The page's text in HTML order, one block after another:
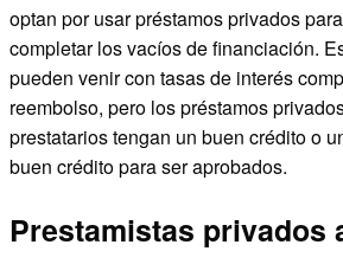
optan por usar préstamos privados
completar los vacíos de financiación.
pueden venir con tasas de interés
reembolso, pero los préstamos
prestatarios tengan un buen crédito o
buen crédito para ser aprobados.
Prestamistas privados